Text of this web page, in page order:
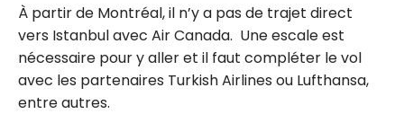
À partir de Montréal, il n’y a pas de trajet direct
vers Istanbul avec Air Canada. Une escale est
nécessaire pour y aller et il faut compléter le vol
avec les partenaires Turkish Airlines ou Lufthansa,
entre autres.